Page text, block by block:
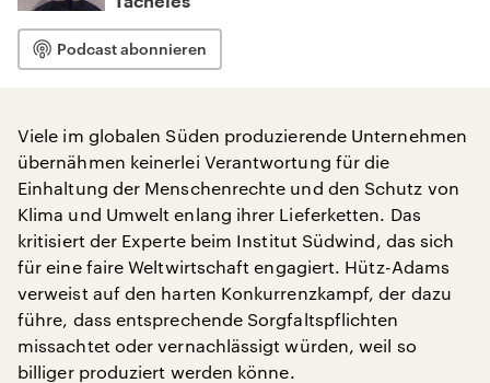
Podcast abonnieren
Viele im globalen Süden produzierende Unternehmen
übernähmen keinerlei Verantwortung für die
Einhaltung der Menschenrechte und den Schutz von
Klima und Umwelt enlang ihrer Lieferketten. Das
kritisiert der Experte beim Institut Südwind, das sich
für eine faire Weltwirtschaft engagiert. Hütz-Adams
verweist auf den harten Konkurrenzkampf, der dazu
führe, dass entsprechende Sorgfaltspflichten
missachtet oder vernachlässigt würden, weil so
billiger produziert werden könne.